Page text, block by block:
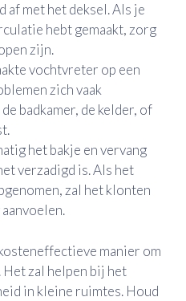
af met het deksel. Als je
hebt gemaakt, zorg
zijn.
vochtvreter op een
zich vaak
badkamer, de kelder, of
het bakje en vervang
verzadigd is. Als het
zal het klonten
manier om
zal helpen bij het
in kleine ruimtes. Houd